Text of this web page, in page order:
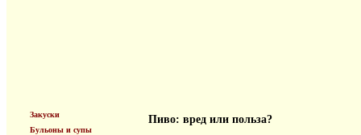
Закуски
Бульоны и супы
Пиво: вред или польза?